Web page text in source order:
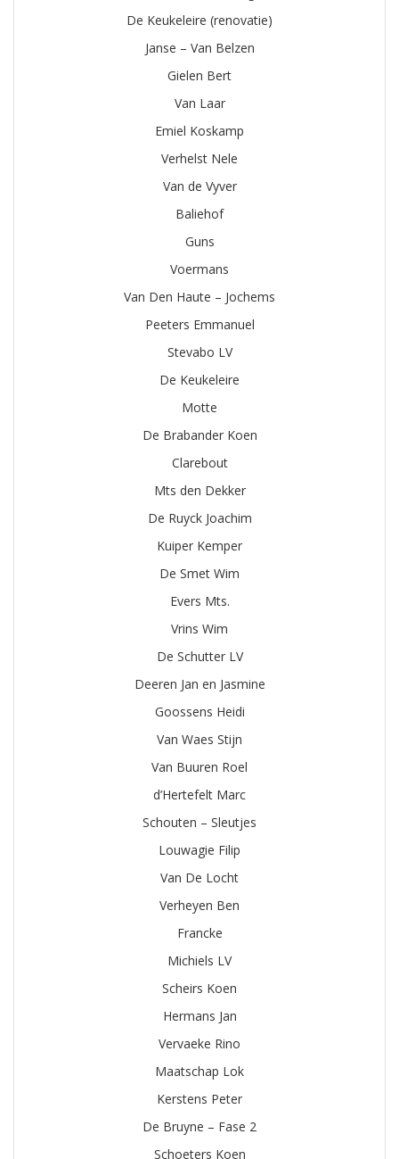
De Keukeleire (renovatie)
Janse – Van Belzen
Gielen Bert
Van Laar
Emiel Koskamp
Verhelst Nele
Van de Vyver
Baliehof
Guns
Voermans
Van Den Haute – Jochems
Peeters Emmanuel
Stevabo LV
De Keukeleire
Motte
De Brabander Koen
Clarebout
Mts den Dekker
De Ruyck Joachim
Kuiper Kemper
De Smet Wim
Evers Mts.
Vrins Wim
De Schutter LV
Deeren Jan en Jasmine
Goossens Heidi
Van Waes Stijn
Van Buuren Roel
d’Hertefelt Marc
Schouten – Sleutjes
Louwagie Filip
Van De Locht
Verheyen Ben
Francke
Michiels LV
Scheirs Koen
Hermans Jan
Vervaeke Rino
Maatschap Lok
Kerstens Peter
De Bruyne – Fase 2
Schoeters Koen